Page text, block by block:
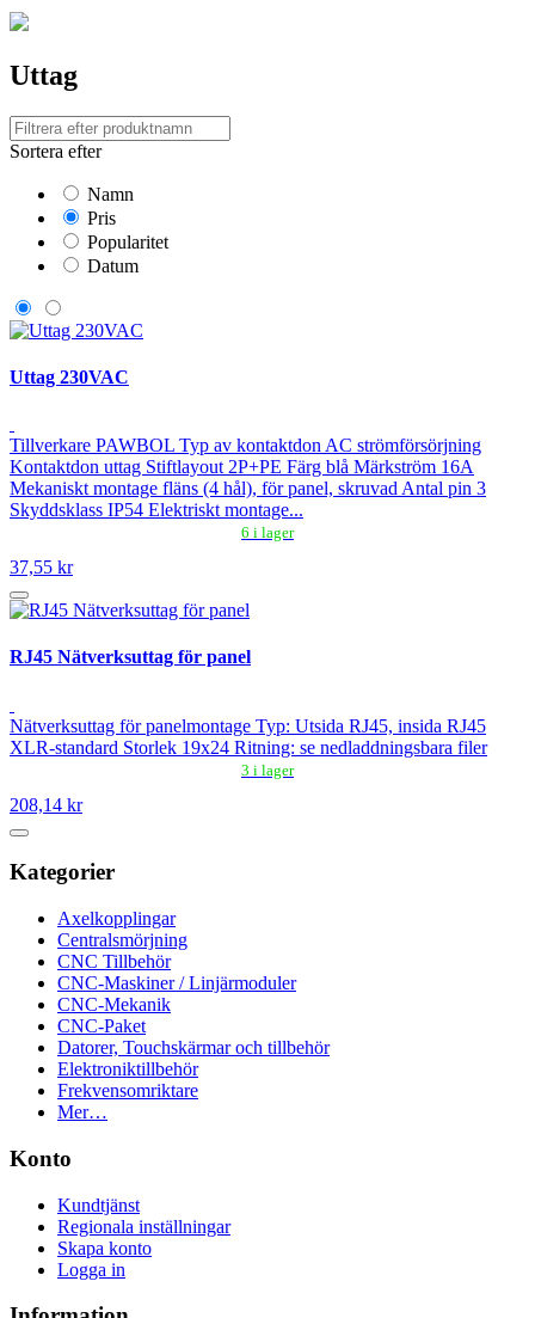
Uttag
Sortera efter
Namn
Pris
Popularitet
Datum
Uttag 230VAC
Tillverkare PAWBOL Typ av kontaktdon AC strömförsörjning
Kontaktdon uttag Stiftlayout 2P+PE Färg blå Märkström 16A
Mekaniskt montage fläns (4 hål), för panel, skruvad Antal pin 3
Skyddsklass IP54 Elektriskt montage...
6 i lager
37,55 kr
RJ45 Nätverksuttag för panel
Nätverksuttag för panelmontage Typ: Utsida RJ45, insida RJ45
XLR-standard Storlek 19x24 Ritning: se nedladdningsbara filer
3 i lager
208,14 kr
Kategorier
Axelkopplingar
Centralsmörjning
CNC Tillbehör
CNC-Maskiner / Linjärmoduler
CNC-Mekanik
CNC-Paket
Datorer, Touchskärmar och tillbehör
Elektroniktillbehör
Frekvensomriktare
Mer…
Konto
Kundtjänst
Regionala inställningar
Skapa konto
Logga in